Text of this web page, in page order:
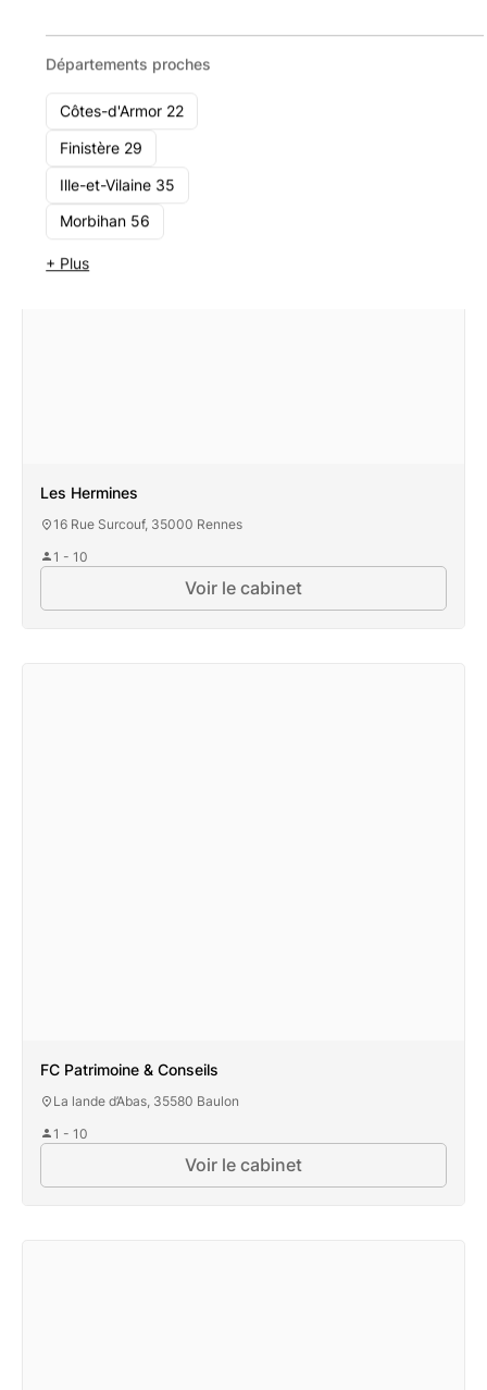
Départements proches
Côtes-d'Armor 22
Finistère 29
Ille-et-Vilaine 35
Morbihan 56
+ Plus
Les Hermines
16 Rue Surcouf, 35000 Rennes
1 - 10
Voir le cabinet
FC Patrimoine & Conseils
La lande d’Abas, 35580 Baulon
1 - 10
Voir le cabinet